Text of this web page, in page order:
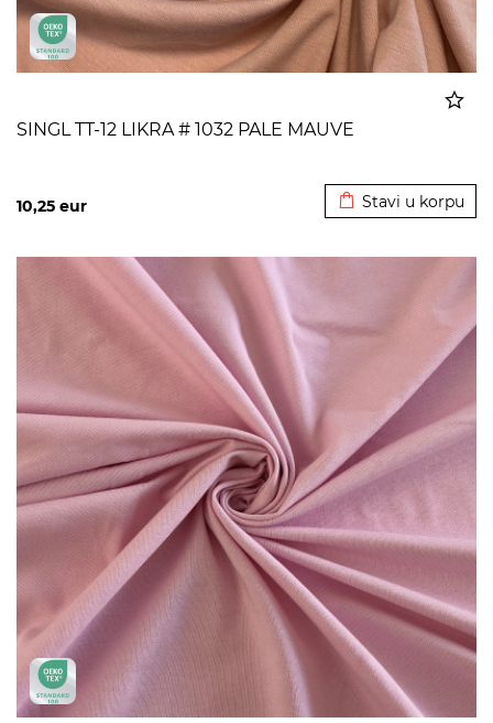
SINGL TT-12 LIKRA # 1032 PALE MAUVE
10,25 eur Stavi u korpu